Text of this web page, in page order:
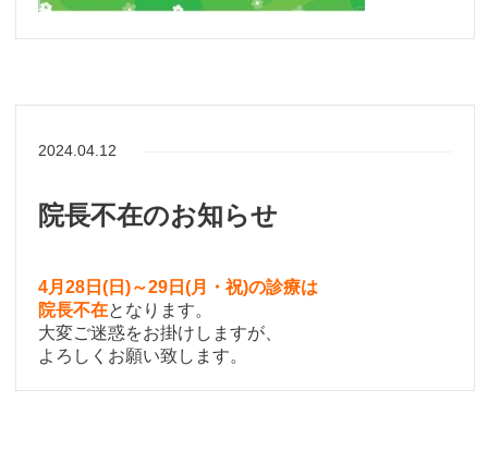
2024.04.12
院長不在のお知らせ
4月28日(日)～29日(月・祝)の診療は
院長不在となります。
大変ご迷惑をお掛けしますが、
よろしくお願い致します。